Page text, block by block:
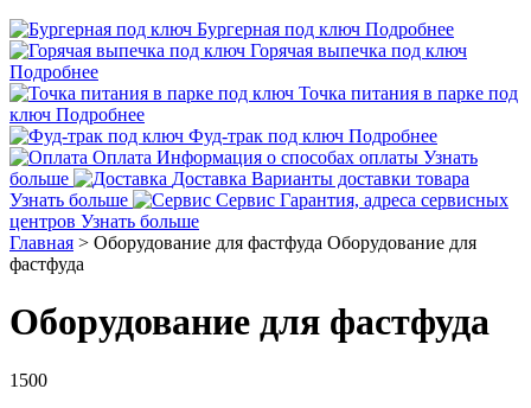
Бургерная под ключ Подробнее
Горячая выпечка под ключ
Подробнее
Точка питания в парке под
ключ Подробнее
Фуд-трак под ключ Подробнее
Оплата Информация о способах оплаты Узнать
больше
Доставка Варианты доставки товара
Узнать больше
Сервис Гарантия, адреса сервисных
центров Узнать больше
Главная > Оборудование для фастфуда Оборудование для
фастфуда
Оборудование для фастфуда
1500